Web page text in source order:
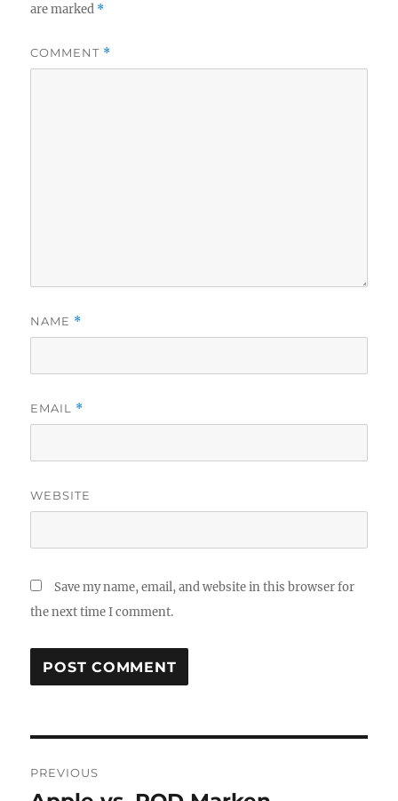
are marked *
COMMENT *
NAME *
EMAIL *
WEBSITE
Save my name, email, and website in this browser for
the next time I comment.
navigation
PREVIOUS